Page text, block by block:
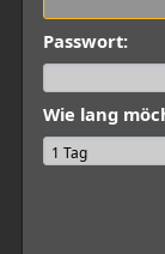
Passwort:
Wie lang